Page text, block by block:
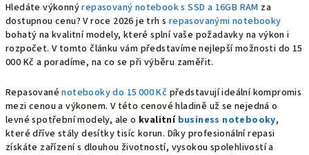
Hledáte výkonnýrepasovaný notebook s SSD a 16GB RAM za
dostupnou cenu? V roce 2026 je trh s repasovanými notebooky
bohatý na kvalitní modely, které splní vaše požadavky na výkon i
rozpočet. V tomto článku vám představíme nejlepší možnosti do 15
000 Kč a poradíme, na co se při výběru zaměřit.
Repasovanénotebooky do 15 000 Kč představují ideální kompromis
mezi cenou a výkonem. V této cenové hladině už se nejedná o
levné spotřební modely, ale o kvalitní business notebooky,
které dříve stály desítky tisíc korun. Díky profesionální repasi
získáte zařízení s dlouhou životností, vysokou spolehlivostí a